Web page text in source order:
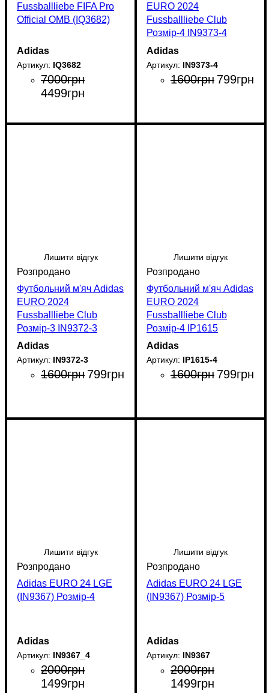
Fussballliebe FIFA Pro
Official OMB (IQ3682)
Adidas
IQ3682
7000грн
4499грн
EURO 2024
Fussballliebe Club
Розмір-4 IN9373-4
Adidas
IN9373-4
1600грн 799грн
Лишити відгук
Футбольний м'яч Adidas
EURO 2024
Fussballliebe Club
Розмір-3 IN9372-3
Adidas
IN9372-3
1600грн 799грн
Лишити відгук
Футбольний м'яч Adidas
EURO 2024
Fussballliebe Club
Розмір-4 IP1615
Adidas
IP1615-4
1600грн 799грн
Лишити відгук
Adidas EURO 24 LGE
(IN9367) Розмір-4
Adidas
IN9367_4
2000грн
1499грн
Лишити відгук
Adidas EURO 24 LGE
(IN9367) Розмір-5
Adidas
IN9367
2000грн
1499грн